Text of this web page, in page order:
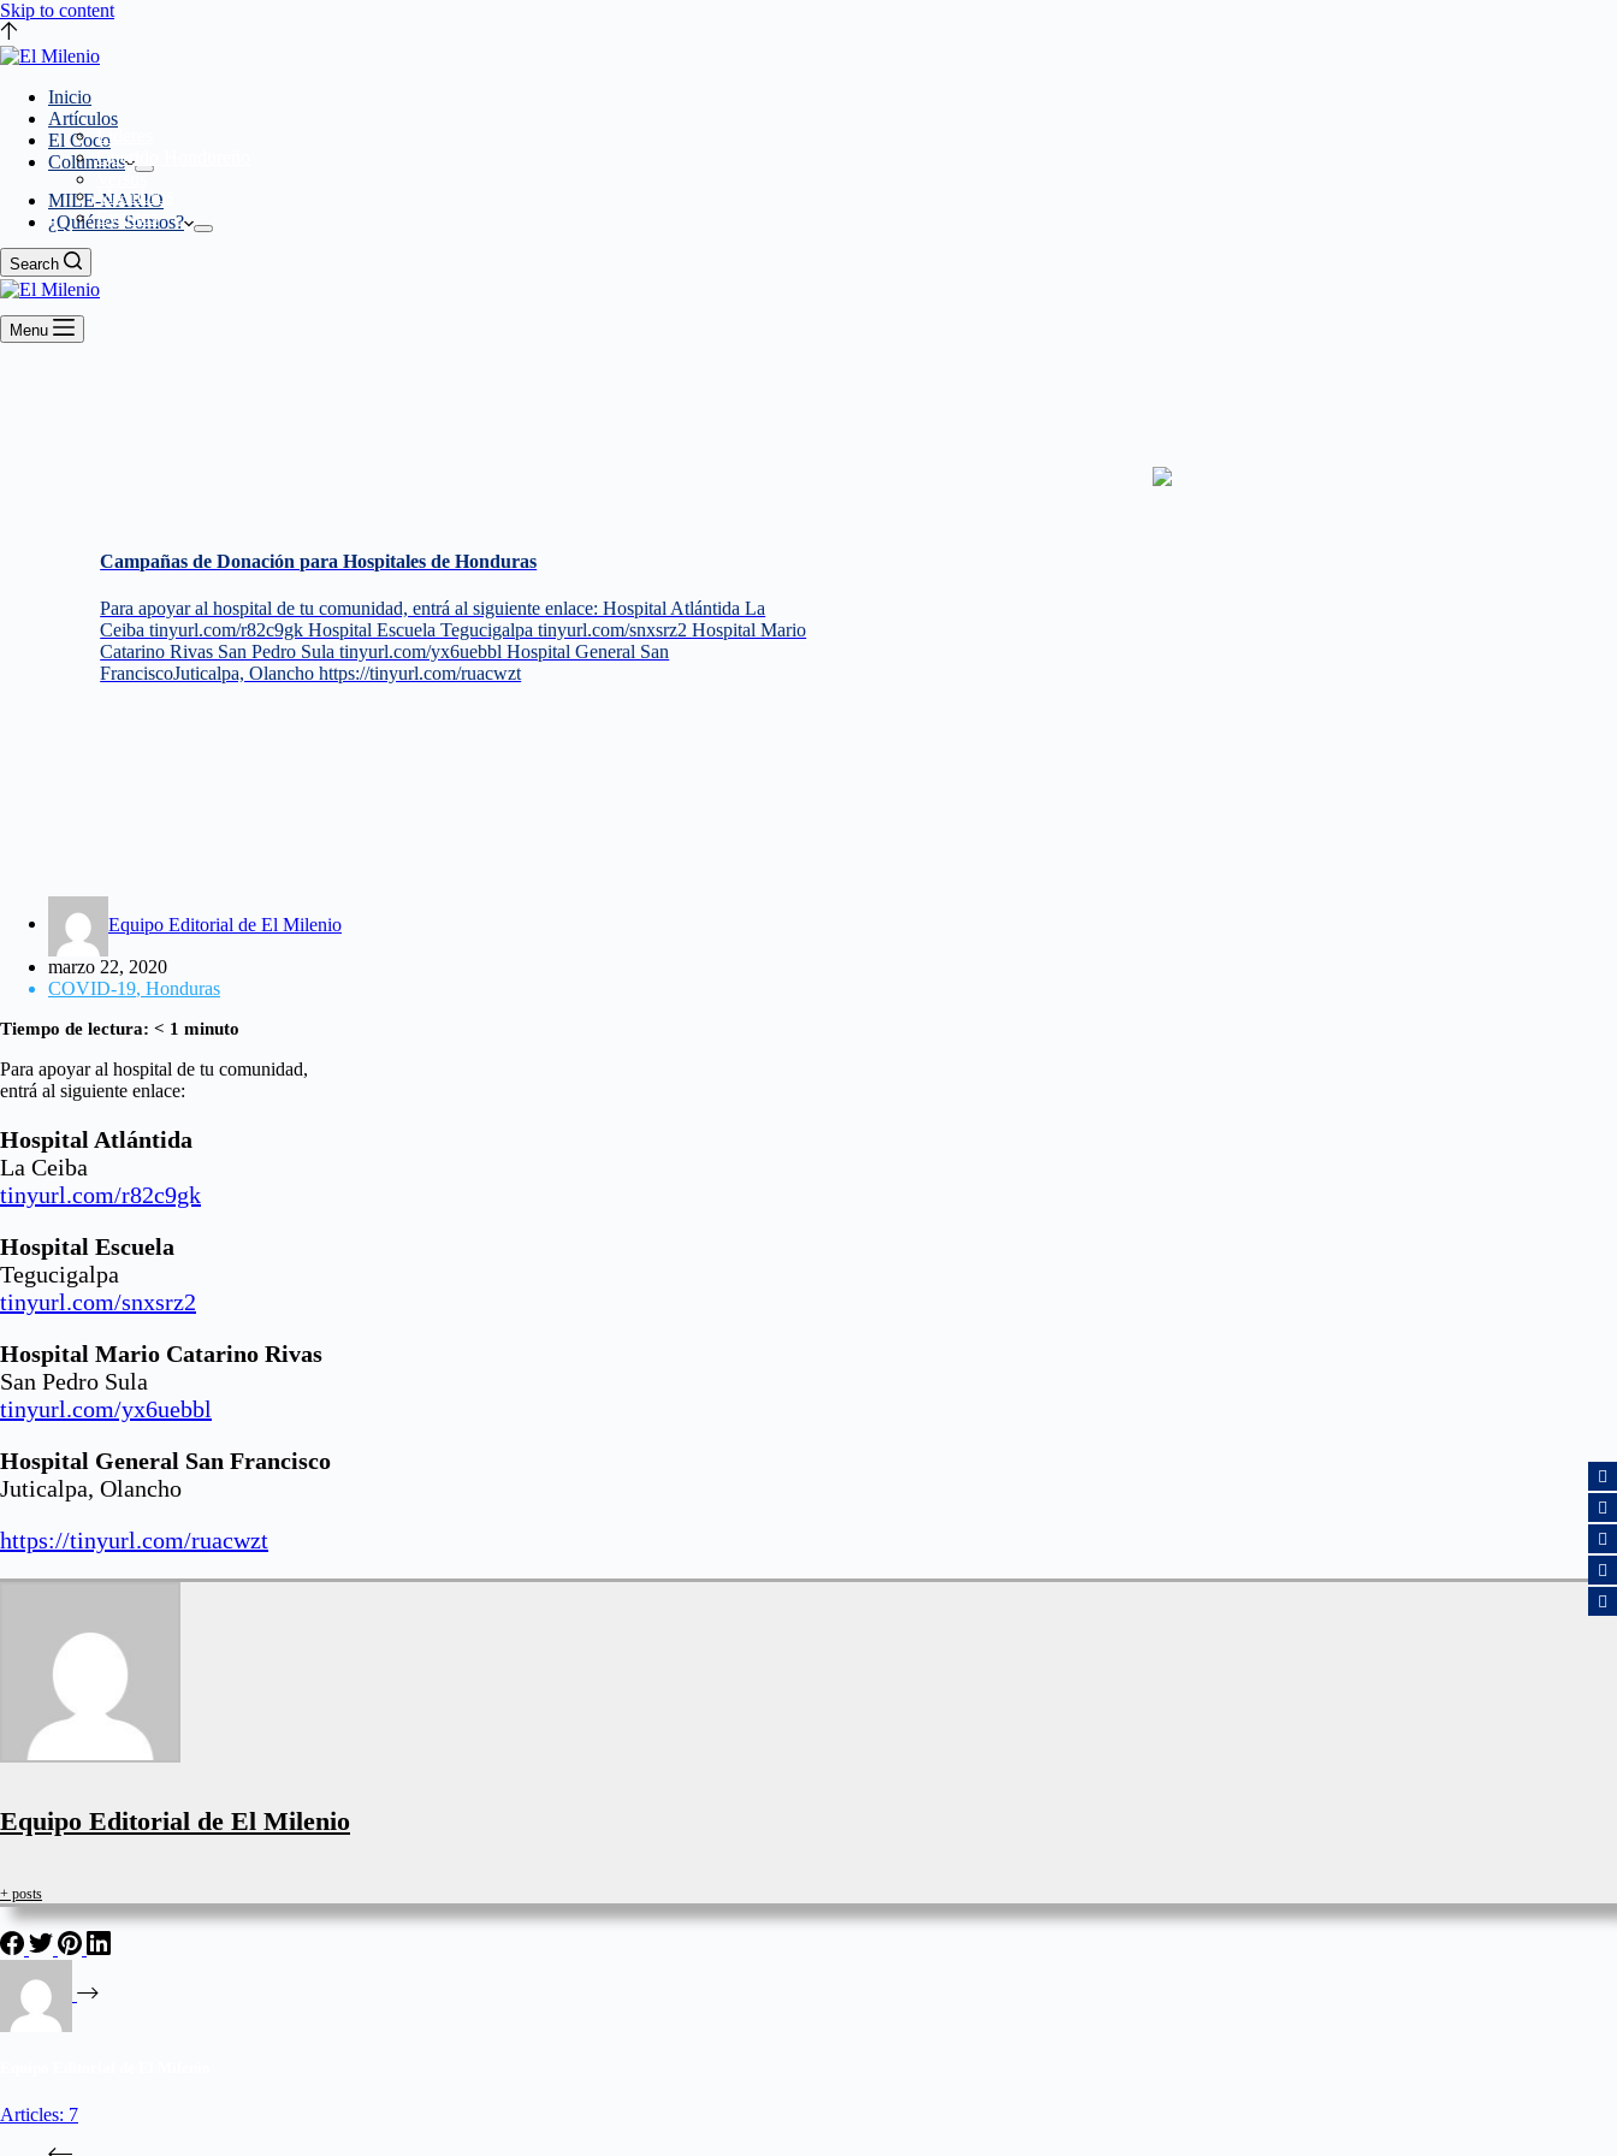
Skip to content
Inicio
Artículos
El Coco
Columnas
Líderes
Querido Hondureño
Versus
MILE-NARIO
¿Quiénes Somos?
Miembros
Eventos
Search
Menu
Campañas de Donación para Hospitales de Honduras
Para apoyar al hospital de tu comunidad, entrá al siguiente enlace: Hospital Atlántida La
Ceiba tinyurl.com/r82c9gk Hospital Escuela Tegucigalpa tinyurl.com/snxsrz2 Hospital Mario
Catarino Rivas San Pedro Sula tinyurl.com/yx6uebbl Hospital General San
FranciscoJuticalpa, Olancho https://tinyurl.com/ruacwzt
Equipo Editorial de El Milenio
marzo 22, 2020
COVID-19, Honduras
Tiempo de lectura: < 1 minuto
Para apoyar al hospital de tu comunidad,
entrá al siguiente enlace:
Hospital Atlántida
La Ceiba
tinyurl.com/r82c9gk
Hospital Escuela
Tegucigalpa
tinyurl.com/snxsrz2
Hospital Mario Catarino Rivas
San Pedro Sula
tinyurl.com/yx6uebbl
Hospital General San Francisco
Juticalpa, Olancho
https://tinyurl.com/ruacwzt
Equipo Editorial de El Milenio
+ posts
Articles: 7